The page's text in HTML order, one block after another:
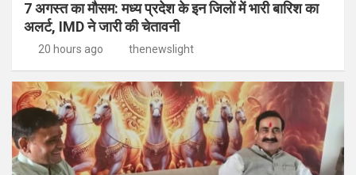
7 अगस्त का मौसम: मध्य प्रदेश के इन जिलों में भारी बारिश का
अलर्ट, IMD ने जारी की चेतावनी
20 hours ago thenewslight